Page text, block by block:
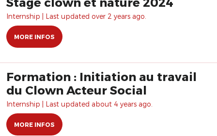
Internship | Last updated over 2 years ago.
MORE INFOS
Formation : Initiation au travail
du Clown Acteur Social
Internship | Last updated about 4 years ago.
MORE INFOS